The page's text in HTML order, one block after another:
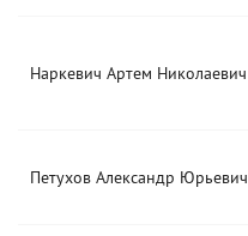
Наркевич Артем Николаевич
Петухов Александр Юрьевич